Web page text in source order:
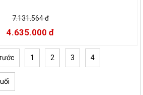
7.131.564 đ
4.635.000 đ
1 2 3 4